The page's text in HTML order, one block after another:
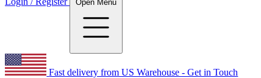
Open Menu
Fast delivery from US Warehouse - Get in Touch